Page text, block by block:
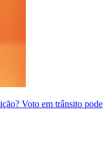
Voto em trânsito pode